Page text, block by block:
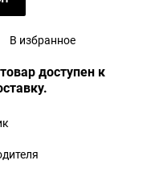
В избранное
доступен к